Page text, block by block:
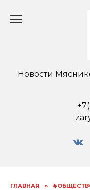
Новости
ГЛАВНАЯ »